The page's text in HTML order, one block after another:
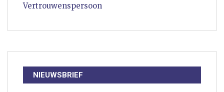
Vertrouwenspersoon
NIEUWSBRIEF